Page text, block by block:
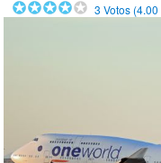
3 Votos (4.00